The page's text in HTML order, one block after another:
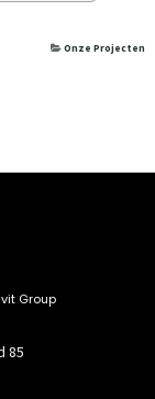
Onze Projecten
Group
85